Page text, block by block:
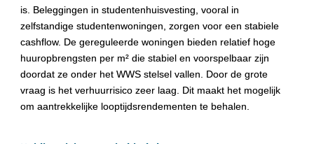
is. Beleggingen in studentenhuisvesting, vooral in
zelfstandige studentenwoningen, zorgen voor een stabiele
cashflow. De gereguleerde woningen bieden relatief hoge
huuropbrengsten per m² die stabiel en voorspelbaar zijn
doordat ze onder het WWS stelsel vallen. Door de grote
vraag is het verhuurrisico zeer laag. Dit maakt het mogelijk
om aantrekkelijke looptijdsrendementen te behalen.